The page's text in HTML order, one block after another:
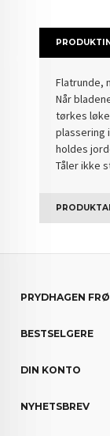
Flatrunde,
Når
tørkes
plassering
holdes
Tåler ikke
PRYDHAGEN
BESTSELGERE
DIN KONTO
NYHETSBREV